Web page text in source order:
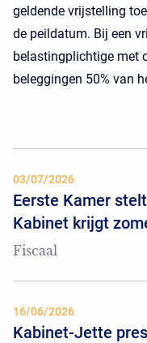
geldende vrijstelling
de peildatum. Bij een
belastingplichtige met
beleggingen 50% van
03/07/2026
Eerste Kamer
Kabinet krijgt
Fiscaal
16/06/2026
Kabinet-Jette